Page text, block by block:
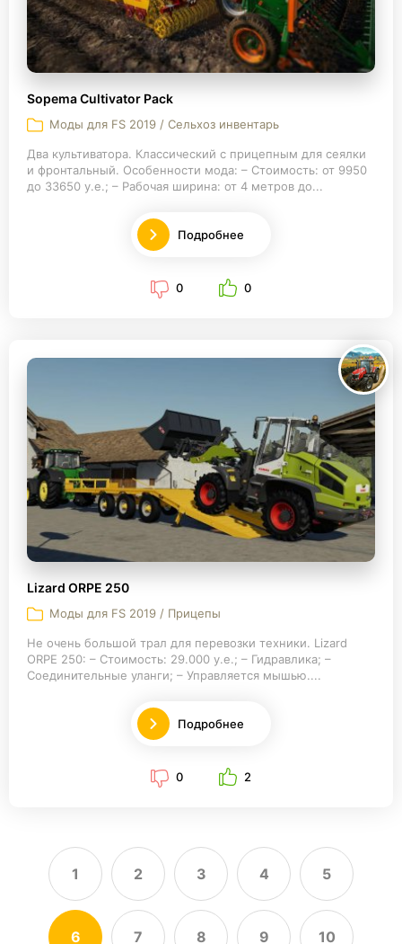
Sopema Cultivator Pack
Моды для FS 2019 / Сельхоз инвентарь
Два культиватора. Классический с прицепным для сеялки
и фронтальный. Особенности мода: – Стоимость: от 9950
до 33650 у.е.; – Рабочая ширина: от 4 метров до...
Подробнее
0 0
Lizard ORPE 250
Моды для FS 2019 / Прицепы
Не очень большой трал для перевозки техники. Lizard
ORPE 250: – Стоимость: 29.000 у.е.; – Гидравлика; –
Соединительные уланги; – Управляется мышью....
Подробнее
0 2
1 2 3 4 5
6 7 8 9 10